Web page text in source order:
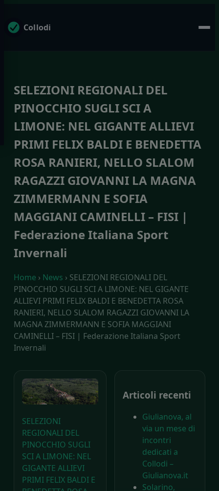
Collodi
SELEZIONI REGIONALI DEL
PINOCCHIO SUGLI SCI A
LIMONE: NEL GIGANTE ALLIEVI
PRIMI FELIX BALDI E BENEDETTA
ROSA RANIERI, NELLO SLALOM
RAGAZZI GIOVANNI LA MAGNA
ZIMMERMANN E SOFIA
MAGGIANI CAMINELLI – FISI |
Federazione Italiana Sport
Invernali
Home › News › SELEZIONI REGIONALI DEL
PINOCCHIO SUGLI SCI A LIMONE: NEL GIGANTE
ALLIEVI PRIMI FELIX BALDI E BENEDETTA ROSA
RANIERI, NELLO SLALOM RAGAZZI GIOVANNI LA
MAGNA ZIMMERMANN E SOFIA MAGGIANI
CAMINELLI – FISI | Federazione Italiana Sport
Invernali
SELEZIONI
REGIONALI DEL
PINOCCHIO SUGLI
SCI A LIMONE: NEL
GIGANTE ALLIEVI
PRIMI FELIX BALDI E
Articoli recenti
Giulianova, al
via un mese di
incontri
dedicati a
Collodi –
Giulianova.it
Solarino,